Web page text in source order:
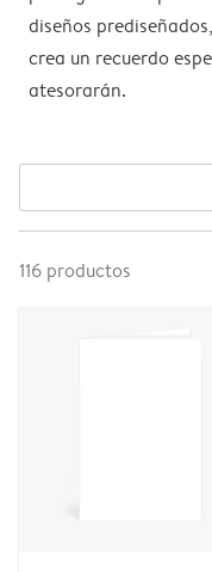
diseños
crea un recuerdo
atesorarán.
116 productos